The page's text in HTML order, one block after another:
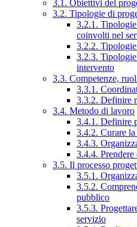
3.1. Obiettivi del
3.2. Tipologie di
3.2.1.
coinvolti nel
3.2.2.
3.2.3.
intervento
3.3. Competenze,
3.3.1.
3.3.2. Definire
3.4. Metodo di lavoro
3.4.1. Definire
3.4.2. Curare
3.4.3.
3.4.4. Prendere
3.5. Il processo
3.5.1.
3.5.2.
pubblico
3.5.3.
servizio